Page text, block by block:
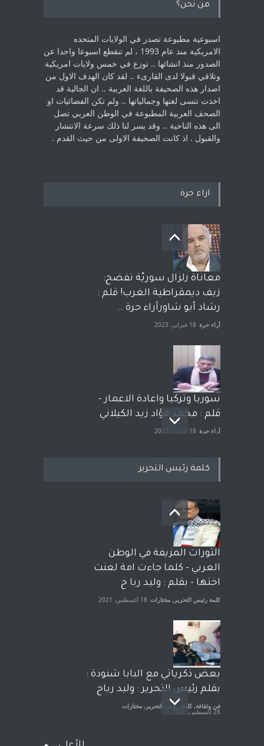
من نحن؟
اسبوعية مطبوعة تصدر في الولايات المتحده
الامريكية منذ عام 1993 ، لم ‏تنقطع اسبوعا واحدا عن
الصدور منذ انشائها .. توزع في خمس ولايات امريكية
‏وتلاقي قبولا لدى القارىء ..‏ لقد كان الهدف الاول من
اصدار هذه الصحيفة باللغة العربية .. ان الجالية قد
اخذت ‏تنسى لغتها وجمالياتها .. ولم تكن الفضائيات او
الصحف العربية المطبوعة في الوطن ‏العربي تصل
الى هذه الناحية .. وقد يسر لنا ذلك سرعة الانتشار
والقبول . اذ كانت ‏الصحيفة الاولى من حيث القدم . ‏
اراء حرة
معاناة زلزال سوريّة تفضح:
زيف ديمقراطية الغرب! قلم :
رشاد أبو شاورآراء حرة ..
آراء حرة 18 فبراير، 2023
سوريا وتركيا واعادة الاعمار -
قلم : محمد فؤاد زيد الكيلاني
آراء حرة 18 فبراير، 2023
بعد معارك قضائية طاحنة كتب
وترافع فيها بنفسه مرة اخرى..
الشيخ طارق يوسف يقهر
الحكومة الأمريكية ، فأعطوه
الجنسية عن يد وهم صاغرون،
آراء حرة مختارات 7 أبريل، 2023
كلمة رئيس التحرير
الثورات المزيفة في الوطن
العربي - كلما جاءت امة لعنت
اختها - بقلم : وليد ربا ح
كلمة رئيس التحرير , مختارات 18 أغسطس، 2021
بعض ذكرياتي مع البابا شنودة :
بقلم رئيس التحرير : وليد رباح
فن وثقافة, كلمة رئيس التحرير , مختارات
28 أغسطس، 2021